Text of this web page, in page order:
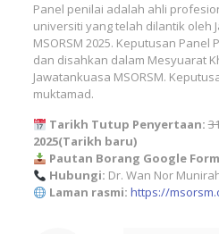
Panel penilai adalah ahli
universiti yang telah dilantik oleh
MSORSM 2025. Keputusan
dan disahkan dalam Mesyuarat
Jawatankuasa MSORSM.
muktamad.
Tarikh Tutup Penyertaan:
2025(Tarikh baru)
Pautan Borang Google
Hubungi: Dr. Wan Nor
Laman rasmi: https://